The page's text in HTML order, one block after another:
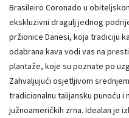
Brasileiro Coronado u
ekskluzivni dragulj jednog
pržionice Danesi, koja tradiciju
odabrana kava vodi vas na
plantaže, koje su poznate po
Zahvaljujući osjetljivom
tradicionalnu talijansku punoću i
južnoameričkih zrna. Idealan je